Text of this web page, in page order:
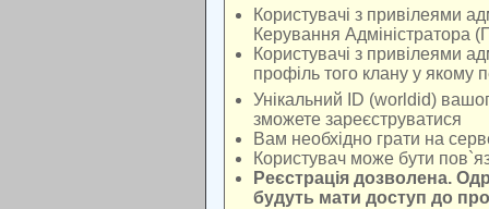
Користувачі з привілеями
Керування Адміністратора
Користувачі з привілеями
профіль того клану у якому
Унікальний ID (worldid)
зможете зареєструватися
Вам необхідно грати на
Користувач може бути
Реєстрація дозволена.
будуть мати доступ до